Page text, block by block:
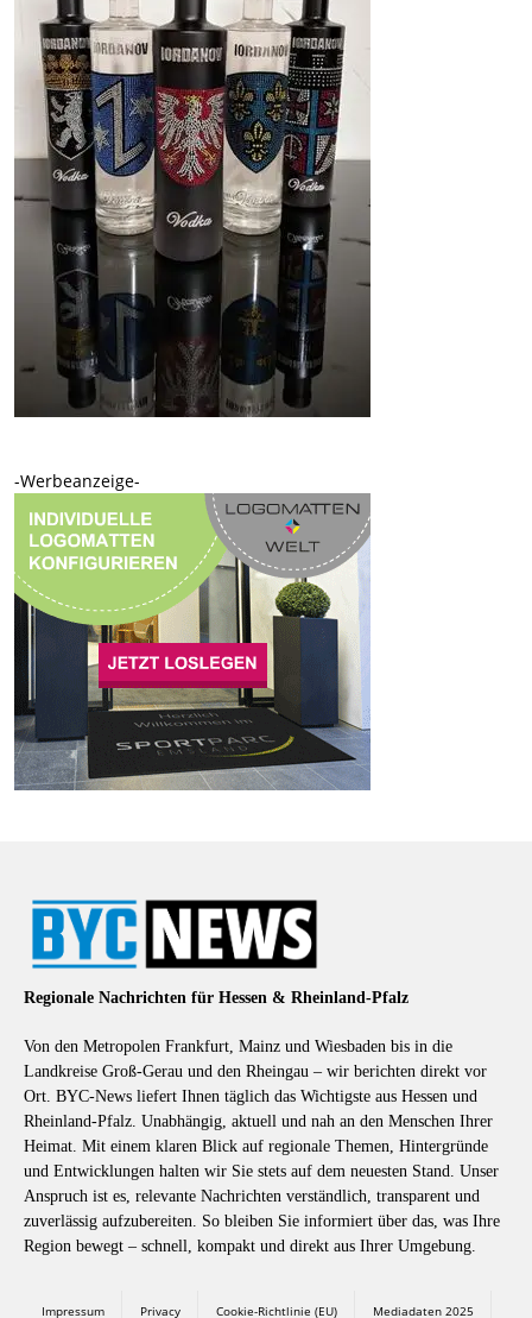
-Werbeanzeige-
Regionale Nachrichten für Hessen & Rheinland-Pfalz
Von den Metropolen Frankfurt, Mainz und Wiesbaden bis in die
Landkreise Groß-Gerau und den Rheingau – wir berichten direkt vor
Ort. BYC-News liefert Ihnen täglich das Wichtigste aus Hessen und
Rheinland-Pfalz. Unabhängig, aktuell und nah an den Menschen Ihrer
Heimat. Mit einem klaren Blick auf regionale Themen, Hintergründe
und Entwicklungen halten wir Sie stets auf dem neuesten Stand. Unser
Anspruch ist es, relevante Nachrichten verständlich, transparent und
zuverlässig aufzubereiten. So bleiben Sie informiert über das, was Ihre
Region bewegt – schnell, kompakt und direkt aus Ihrer Umgebung.
Impressum Privacy Cookie-Richtlinie (EU) Mediadaten 2025